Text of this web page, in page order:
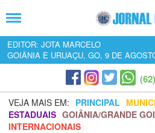
EDITOR: JOTA MARCELO
GOIÂNIA E URUAÇU, GO, 9 DE
VEJA MAIS EM: PRINCIPAL
ESTADUAIS GOIÂNIA/GRANDE
INTERNACIONAIS